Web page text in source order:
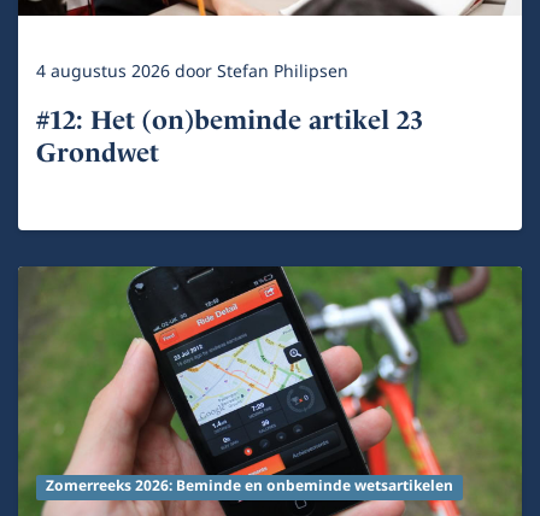
4 augustus 2026doorStefan Philipsen
#12: Het (on)beminde artikel 23
Grondwet
Zomerreeks 2026: Beminde en onbeminde wetsartikelen